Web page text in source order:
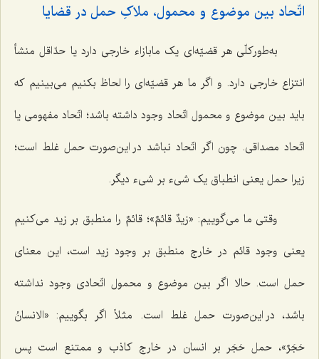
اتّحاد بین موضوع و محمول، ملاکِ حمل در قضایا
به‌طورکلّی هر قضیّه‌ای یک مابازاء خارجی دارد یا حدّاقل منشأ
انتزاع خارجی دارد. و اگر ما هر قضیّه‌ای را لحاظ بکنیم می‌بینیم که
باید بین موضوع و محمول اتّحاد وجود داشته باشد؛ اتّحاد مفهومی یا
اتّحاد مصداقی. چون اگر اتّحاد نباشد در این‌صورت حمل غلط است؛
زیرا حمل یعنی انطباق یک شیء بر شیء دیگر.
وقتی ما می‌گوییم: «زیدٌ قائمٌ»؛ قائمٌ را منطبق بر زید می‌کنیم
یعنی وجود قائم در خارج منطبق بر وجود زید است، این معنای
حمل است. حالا اگر بین موضوع و محمول اتّحادی وجود نداشته
باشد، در این‌صورت حمل غلط است. مثلاً اگر بگوییم: «الانسانُ
حَجَرٌ»، حمل حَجَر بر انسان در خارج کاذب و ممتنع است پس